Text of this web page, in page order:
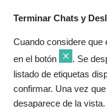
Terminar Chats y
Cuando considere que
en el botón
. Se
listado de etiquetas
confirmar. Una vez
desaparece de la vista.